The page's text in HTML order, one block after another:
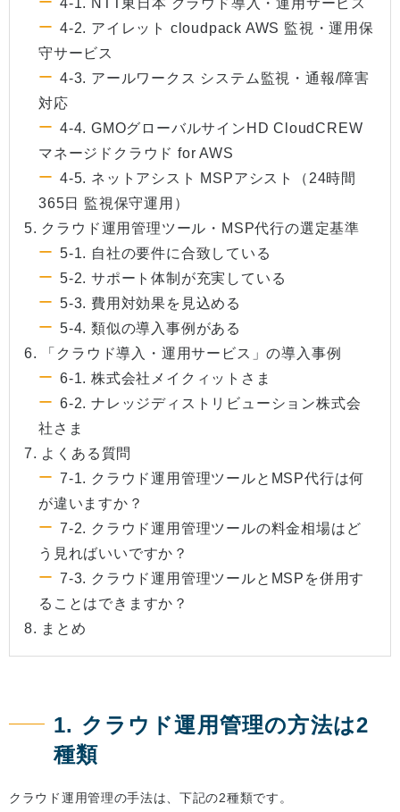
4-1. NTT東日本 クラウド導入・運用サービス
4-2. アイレット cloudpack AWS 監視・運用保
守サービス
4-3. アールワークス システム監視・通報/障害
対応
4-4. GMOグローバルサインHD CloudCREW
マネージドクラウド for AWS
4-5. ネットアシスト MSPアシスト（24時間
365日 監視保守運用）
5. クラウド運用管理ツール・MSP代行の選定基準
5-1. 自社の要件に合致している
5-2. サポート体制が充実している
5-3. 費用対効果を見込める
5-4. 類似の導入事例がある
6. 「クラウド導入・運用サービス」の導入事例
6-1. 株式会社メイクィットさま
6-2. ナレッジディストリビューション株式会
社さま
7. よくある質問
7-1. クラウド運用管理ツールとMSP代行は何
が違いますか？
7-2. クラウド運用管理ツールの料金相場はど
う見ればいいですか？
7-3. クラウド運用管理ツールとMSPを併用す
ることはできますか？
8. まとめ
1. クラウド運用管理の方法は2
種類
クラウド運用管理の手法は、下記の2種類です。